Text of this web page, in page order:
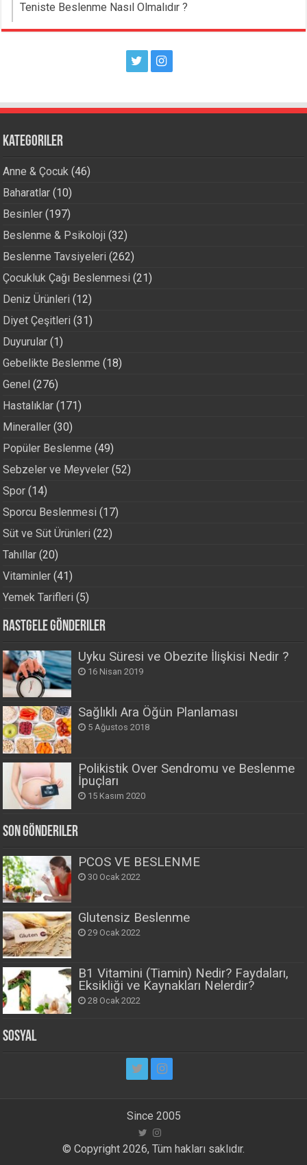
Teniste Beslenme Nasıl Olmalıdır ?
Kategoriler
Anne & Çocuk (46)
Baharatlar (10)
Besinler (197)
Beslenme & Psikoloji (32)
Beslenme Tavsiyeleri (262)
Çocukluk Çağı Beslenmesi (21)
Deniz Ürünleri (12)
Diyet Çeşitleri (31)
Duyurular (1)
Gebelikte Beslenme (18)
Genel (276)
Hastalıklar (171)
Mineraller (30)
Popüler Beslenme (49)
Sebzeler ve Meyveler (52)
Spor (14)
Sporcu Beslenmesi (17)
Süt ve Süt Ürünleri (22)
Tahıllar (20)
Vitaminler (41)
Yemek Tarifleri (5)
Rastgele Gönderiler
Uyku Süresi ve Obezite İlişkisi Nedir ?
16 Nisan 2019
Sağlıklı Ara Öğün Planlaması
5 Ağustos 2018
Polikistik Over Sendromu ve Beslenme
İpuçları
15 Kasım 2020
Son Gönderiler
PCOS VE BESLENME
30 Ocak 2022
Glutensiz Beslenme
29 Ocak 2022
B1 Vitamini (Tiamin) Nedir? Faydaları,
Eksikliği ve Kaynakları Nelerdir?
28 Ocak 2022
Sosyal
Since 2005
© Copyright 2026, Tüm hakları saklıdır.